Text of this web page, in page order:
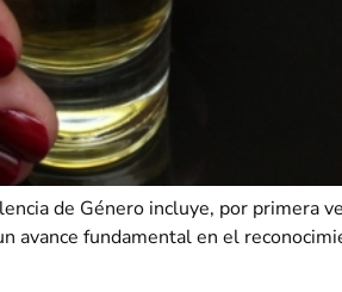
de Género incluye, por primera
avance fundamental en el